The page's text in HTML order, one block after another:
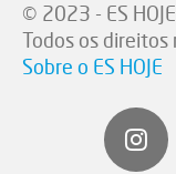
© 2023 - ES
Todos os direitos
Sobre o ES HOJE